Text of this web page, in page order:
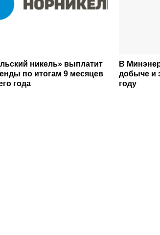
никель» выплатит
по итогам 9 месяцев
года
В
добыче и
году